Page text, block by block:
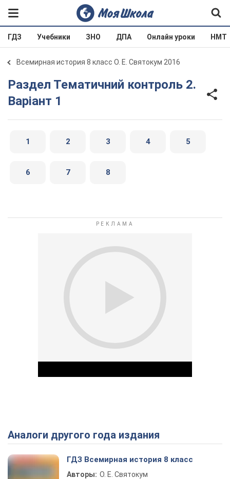
ГДЗ Учебники ЗНО ДПА Онлайн уроки НМТ
Всемирная история 8 класс О. Е. Святокум 2016
Раздел Тематичний контроль 2.
Варіант 1
1 2 3 4 5
6 7 8
Play Video
Аналоги другого года издания
ГДЗ Всемирная история 8 класс
Авторы: О. Е. Святокум